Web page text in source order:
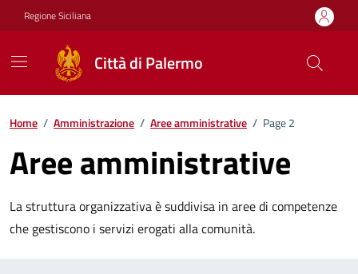
Vai ai contenuti
Vai al footer
Regione Siciliana
Città di Palermo
Home / Amministrazione / Aree amministrative / Page 2
Aree amministrative
La struttura organizzativa è suddivisa in aree di competenze
che gestiscono i servizi erogati alla comunità.